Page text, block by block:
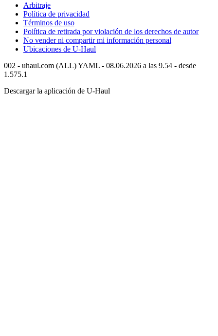
Arbitraje
Política de privacidad
Términos de uso
Política de retirada por violación de los derechos de autor
No vender ni compartir mi información personal
Ubicaciones de U-Haul
002 - uhaul.com (ALL) YAML - 08.06.2026 a las 9.54 - desde
1.575.1
Descargar la aplicación de U-Haul